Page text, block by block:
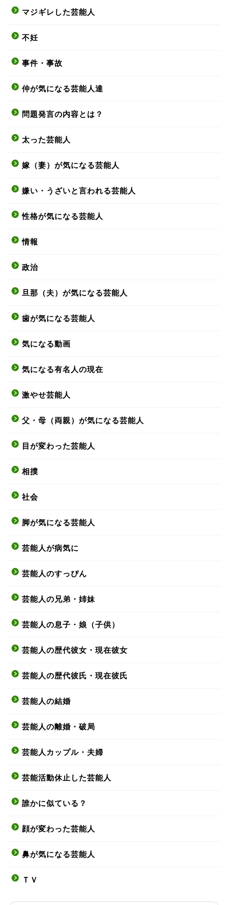
マジギレした芸能人
不妊
事件・事故
仲が気になる芸能人達
問題発言の内容とは？
太った芸能人
嫁（妻）が気になる芸能人
嫌い・うざいと言われる芸能人
性格が気になる芸能人
情報
政治
旦那（夫）が気になる芸能人
歯が気になる芸能人
気になる動画
気になる有名人の現在
激やせ芸能人
父・母（両親）が気になる芸能人
目が変わった芸能人
相撲
社会
脚が気になる芸能人
芸能人が病気に
芸能人のすっぴん
芸能人の兄弟・姉妹
芸能人の息子・娘（子供）
芸能人の歴代彼女・現在彼女
芸能人の歴代彼氏・現在彼氏
芸能人の結婚
芸能人の離婚・破局
芸能人カップル・夫婦
芸能活動休止した芸能人
誰かに似ている？
顔が変わった芸能人
鼻が気になる芸能人
ＴＶ